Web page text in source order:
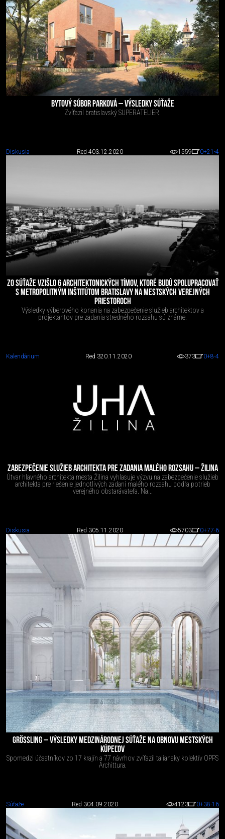
BYTOVÝ SÚBOR PARKOVÁ – VÝSLEDKY SÚŤAŽE
Zvíťazil bratislavský SUPERATELIER.
Diskusia Red 403.12.2020 1559 0+21 -4
ZO SÚŤAŽE VZIŠLO 6 ARCHITEKTONICKÝCH TÍMOV, KTORÉ BUDÚ SPOLUPRACOVAŤ
S METROPOLITNÝM INŠTITÚTOM BRATISLAVY NA MESTSKÝCH VEREJNÝCH
PRIESTOROCH
Výsledky výberového konania na zabezpečenie služieb architektov a
projektantov pre zadania stredného rozsahu sú známe.
Kalendárium Red 320.11.2020 373 0+8-4
ZABEZPEČENIE SLUŽIEB ARCHITEKTA PRE ZADANIA MALÉHO ROZSAHU – ŽILINA
Útvar hlavného architekta mesta Žilina vyhlasuje výzvu na zabezpečenie služieb
architekta pre riešenie jednotlivých zadaní malého rozsahu podľa potrieb
verejného obstarávateľa. Na...
Diskusia Red 305.11.2020 5703 0+77-6
GRÖSSLING – VÝSLEDKY MEDZINÁRODNEJ SÚŤAŽE NA OBNOVU MESTSKÝCH
KÚPEĽOV
Spomedzi účastníkov zo 17 krajín a 77 návrhov zvíťazil taliansky kolektív OPPS
Archittura.
Súťaže Red 304.09.2020 4123 0+38-16